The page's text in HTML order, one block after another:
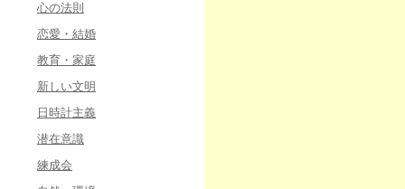
心の法則
恋愛・結婚
教育・家庭
新しい文明
日時計主義
潜在意識
練成会